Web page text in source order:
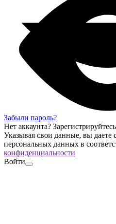
Забыли пароль?
Нет аккаунта? Зарегистрируйтесь
Указывая свои данные, вы даете
персональных данных в
конфиденциальности
Войти